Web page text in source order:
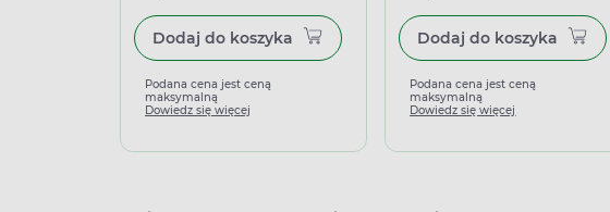
Dodaj do koszyka
Podana cena jest ceną
maksymalną
Dowiedz się więcej
Dodaj do koszyka
Podana cena jest ceną
maksymalną
Dowiedz się więcej